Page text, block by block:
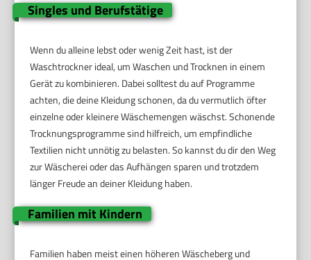
Singles und Berufstätige
Wenn du alleine lebst oder wenig Zeit hast, ist der
Waschtrockner ideal, um Waschen und Trocknen in einem
Gerät zu kombinieren. Dabei solltest du auf Programme
achten, die deine Kleidung schonen, da du vermutlich öfter
einzelne oder kleinere Wäschemengen wäschst. Schonende
Trocknungsprogramme sind hilfreich, um empfindliche
Textilien nicht unnötig zu belasten. So kannst du dir den Weg
zur Wäscherei oder das Aufhängen sparen und trotzdem
länger Freude an deiner Kleidung haben.
Familien mit Kindern
Familien haben meist einen höheren Wäscheberg und